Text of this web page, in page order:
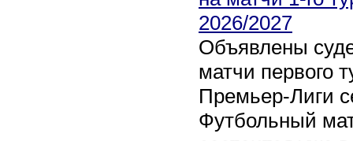
2026/2027
Объявлены
матчи первого
Премьер-Лиги
Футбольный